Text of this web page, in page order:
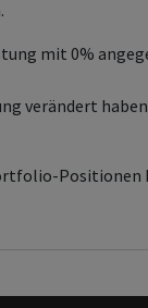
mit 0%
verändert
Positionen